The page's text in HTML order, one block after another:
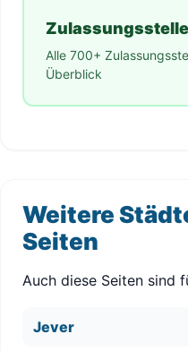
Alle 700+
Überblick
Weitere
Seiten
Auch diese Seiten sind
Jever